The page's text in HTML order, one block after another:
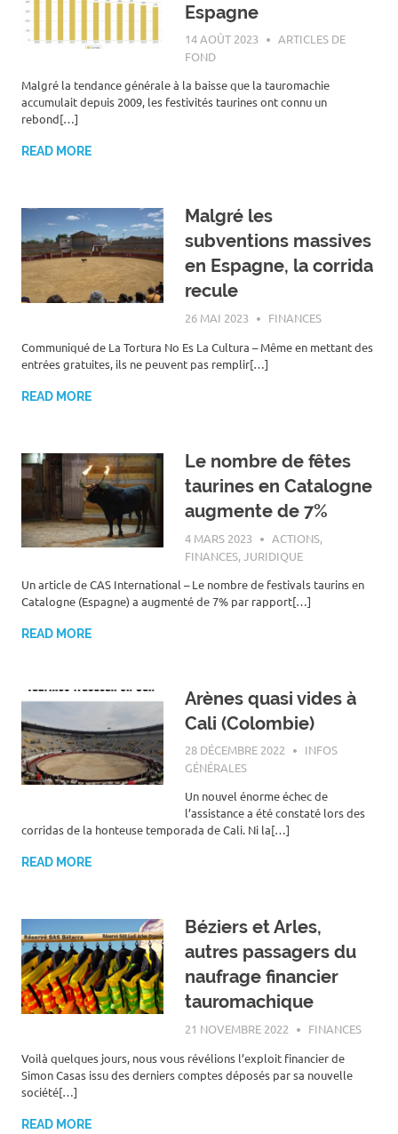
Espagne
14 AOÛT 2023 ROGER LAHANA
ARTICLES DE
FOND
Malgré la tendance générale à la baisse que la tauromachie
accumulait depuis 2009, les festivités taurines ont connu un
rebond[…]
READ MORE
Malgré les
subventions massives
en Espagne, la corrida
recule
26 MAI 2023 ROGER LAHANA
FINANCES
Communiqué de La Tortura No Es La Cultura – Même en mettant des
entrées gratuites, ils ne peuvent pas remplir[…]
READ MORE
Le nombre de fêtes
taurines en Catalogne
augmente de 7%
4 MARS 2023 ROGER LAHANA
ACTIONS,
FINANCES,JURIDIQUE
Un article de CAS International – Le nombre de festivals taurins en
Catalogne (Espagne) a augmenté de 7% par rapport[…]
READ MORE
Arènes quasi vides à
Cali (Colombie)
28 DÉCEMBRE 2022 ROGER LAHANA
INFOS
GÉNÉRALES
Un nouvel énorme échec de
l’assistance a été constaté lors des
corridas de la honteuse temporada de Cali. Ni la[…]
READ MORE
Béziers et Arles,
autres passagers du
naufrage financier
tauromachique
21 NOVEMBRE 2022 ROGER LAHANA
FINANCES
Voilà quelques jours, nous vous révélions l’exploit financier de
Simon Casas issu des derniers comptes déposés par sa nouvelle
société[…]
READ MORE